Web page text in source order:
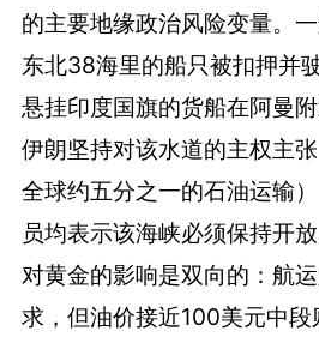
的主要地缘政治风险变量。
东北38海里的船只被扣押并
悬挂印度国旗的货船在阿曼附
伊朗坚持对该水道的主权主
全球约五分之一的石油运输
员均表示该海峡必须保持开放
对黄金的影响是双向的：航
求，但油价接近100美元中段